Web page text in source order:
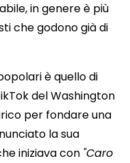
in genere è più
che godono già di
è quello di
del Washington
per fondare una
la sua
iniziava con "Caro